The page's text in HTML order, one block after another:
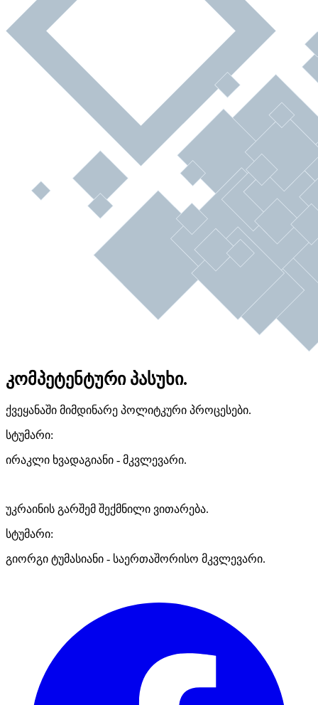
კომპეტენტური პასუხი.
ქვეყანაში მიმდინარე პოლიტკური პროცესები.
სტუმარი:
ირაკლი ხვადაგიანი - მკვლევარი.
უკრაინის გარშემ შექმნილი ვითარება.
სტუმარი:
გიორგი ტუმასიანი - საერთაშორისო მკვლევარი.